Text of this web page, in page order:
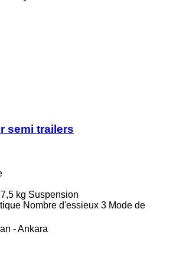
semi trailers
kg Suspension
Nombre d'essieux 3 Mode de
- Ankara